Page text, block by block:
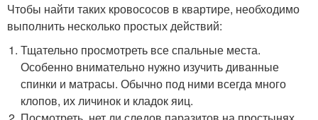
Чтобы найти таких кровососов в квартире, необходимо
выполнить несколько простых действий:
Тщательно просмотреть все спальные места.
Особенно внимательно нужно изучить диванные
спинки и матрасы. Обычно под ними всегда много
клопов, их личинок и кладок яиц.